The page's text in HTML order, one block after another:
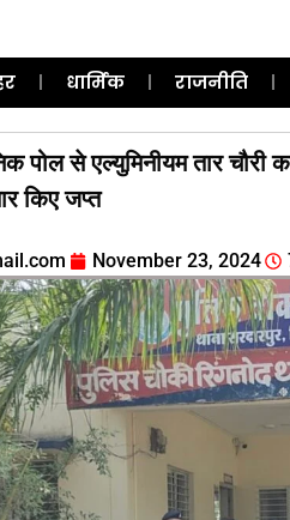
धार्मिक राजनीति
पोल से एल्युमिनीयम तार
किए जप्त
November 23, 2024